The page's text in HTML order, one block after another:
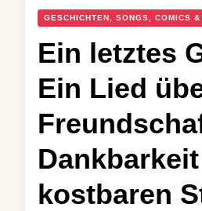
GESCHICHTEN, SONGS, COMICS &
Ein letztes
Ein Lied
kostbaren